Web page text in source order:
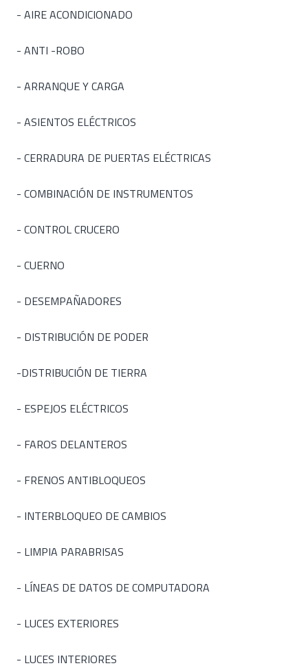
- AIRE ACONDICIONADO
- ANTI -ROBO
- ARRANQUE Y CARGA
- ASIENTOS ELÉCTRICOS
- CERRADURA DE PUERTAS ELÉCTRICAS
- COMBINACIÓN DE INSTRUMENTOS
- CONTROL CRUCERO
- CUERNO
- DESEMPAÑADORES
- DISTRIBUCIÓN DE PODER
-DISTRIBUCIÓN DE TIERRA
- ESPEJOS ELÉCTRICOS
- FAROS DELANTEROS
- FRENOS ANTIBLOQUEOS
- INTERBLOQUEO DE CAMBIOS
- LIMPIA PARABRISAS
- LÍNEAS DE DATOS DE COMPUTADORA
- LUCES EXTERIORES
- LUCES INTERIORES